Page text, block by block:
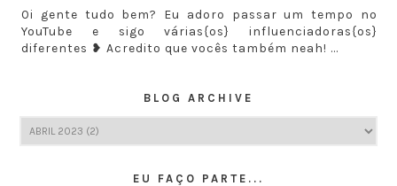
Oi gente tudo bem? Eu adoro passar um tempo no
YouTube e sigo várias{os} influenciadoras{os}
diferentes ❥ Acredito que vocês também neah! ...
BLOG ARCHIVE
EU FAÇO PARTE...